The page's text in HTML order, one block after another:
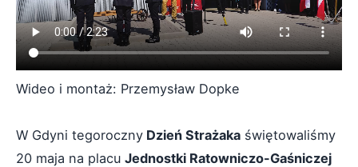
Wideo i montaż: Przemysław Dopke
W Gdyni tegoroczny Dzień Strażaka świętowaliśmy
20 maja na placu Jednostki Ratowniczo-Gaśniczej